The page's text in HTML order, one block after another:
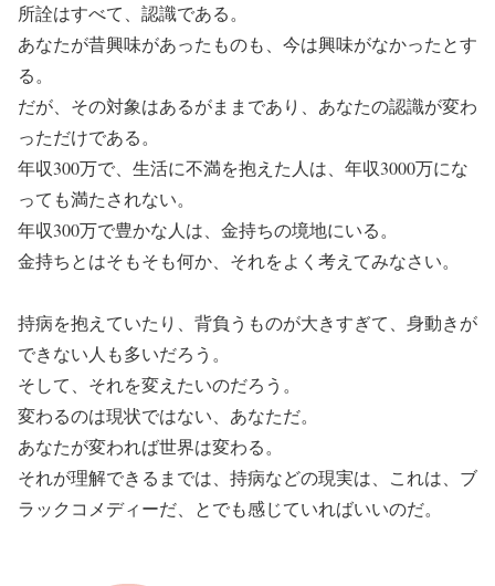
所詮はすべて、認識である。
あなたが昔興味があったものも、今は興味がなかったとす
る。
だが、その対象はあるがままであり、あなたの認識が変わ
っただけである。
年収300万で、生活に不満を抱えた人は、年収3000万にな
っても満たされない。
年収300万で豊かな人は、金持ちの境地にいる。
金持ちとはそもそも何か、それをよく考えてみなさい。
持病を抱えていたり、背負うものが大きすぎて、身動きが
できない人も多いだろう。
そして、それを変えたいのだろう。
変わるのは現状ではない、あなただ。
あなたが変われば世界は変わる。
それが理解できるまでは、持病などの現実は、これは、ブ
ラックコメディーだ、とでも感じていればいいのだ。